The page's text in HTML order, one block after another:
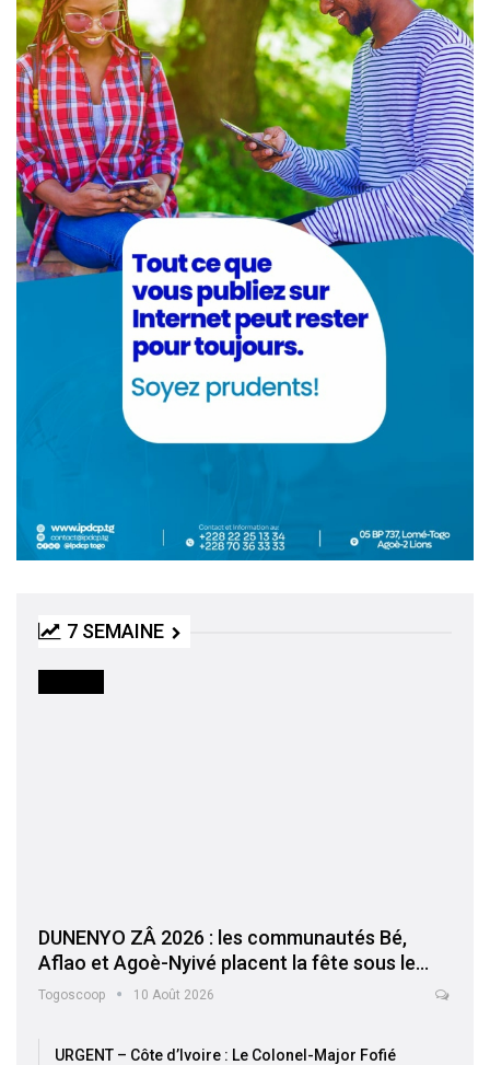
7 SEMAINE
DUNENYO ZÂ 2026 : les communautés Bé,
Aflao et Agoè-Nyivé placent la fête sous le…
Togoscoop 10 Août 2026
URGENT – Côte d’Ivoire : Le Colonel-Major Fofié